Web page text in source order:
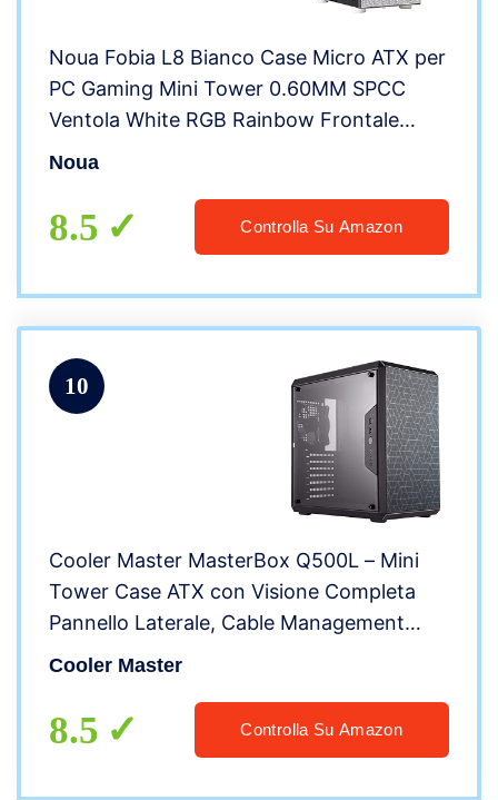
Noua Fobia L8 Bianco Case Micro ATX per
PC Gaming Mini Tower 0.60MM SPCC
Ventola White RGB Rainbow Frontale
Mesh & Pannello Laterale in Vetro
405x380x210 mm)
Noua
8.5 Controlla Su Amazon
10
Cooler Master MasterBox Q500L – Mini
Tower Case ATX con Visione Completa
Pannello Laterale, Cable Management
Ordinato, e Molteplici Opzioni
Cooler Master
8.5 Controlla Su Amazon